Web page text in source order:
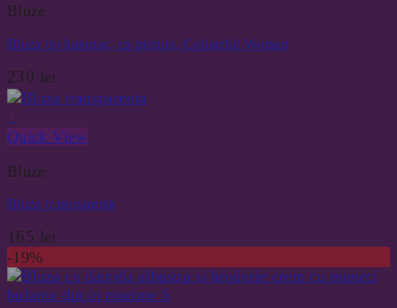
Bluze
Bluza tip hanorac, cu pictura, Colourful Woman
230 lei
Quick View
Bluze
Bluza transparenta
165 lei
-19%